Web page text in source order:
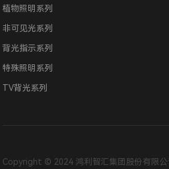
植物照明系列
非可见光系列
背光指示系列
特殊照明系列
TV背光系列
Copyright © 2024 鸿利智汇集团股份有限公